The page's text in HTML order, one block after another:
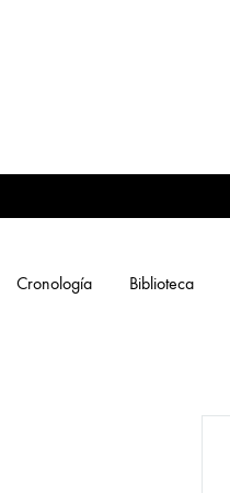
Cronología Biblioteca